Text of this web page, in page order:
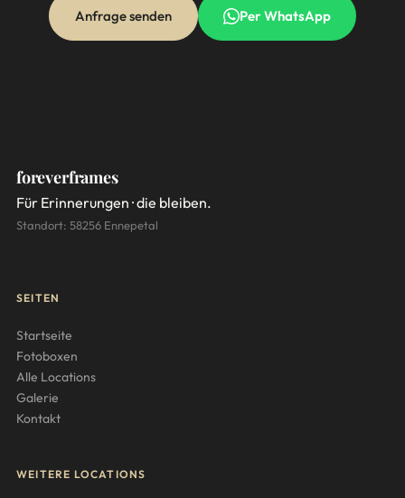
Anfrage senden Per WhatsApp
foreverframes
Für Erinnerungen · die bleiben.
Standort: 58256 Ennepetal
SEITEN
Startseite
Fotoboxen
Alle Locations
Galerie
Kontakt
WEITERE LOCATIONS